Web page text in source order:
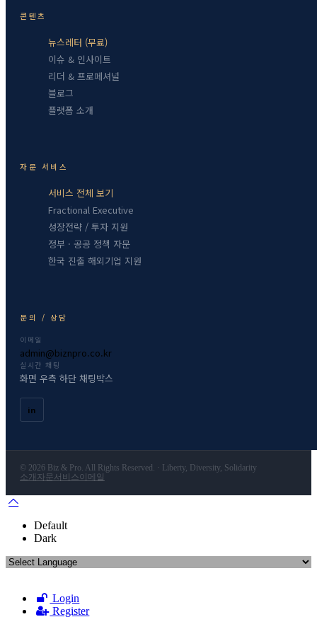
콘텐츠
뉴스레터 (무료)
이슈 & 인사이트
리더 & 프로페셔널
블로그
플랫폼 소개
자문 서비스
서비스 전체 보기
Fractional Executive
성장전략 / 투자 지원
정부 · 공공 정책 자문
한국 진출 해외기업 지원
문의 / 상담
이메일
admin@biznpro.co.kr
실시간 채팅
화면 우측 하단 채팅박스
in
© 2026 Biz & Pro. All Rights Reserved. · Liberty, Diversity, Solidarity
소개 자문서비스이메일
Default
Dark
Login
Register